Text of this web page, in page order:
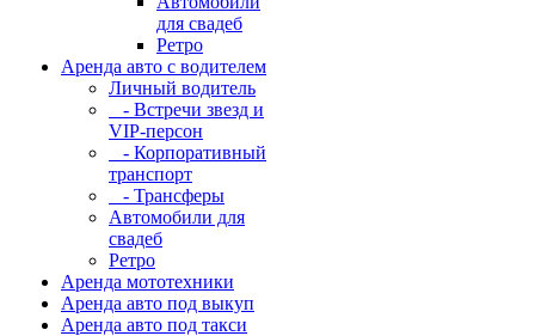
для свадеб
Ретро
Аренда авто с водителем
Личный водитель
- Встречи звезд и
VIP-персон
- Корпоративный
транспорт
- Трансферы
Автомобили для
свадеб
Ретро
Аренда мототехники
Аренда авто под выкуп
Аренда авто под такси